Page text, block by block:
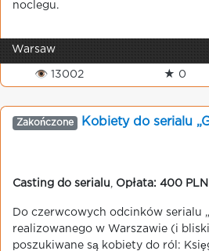
noclegu.
Warsaw
👁 13002 ★ 0
Zakończone Kobiety do serialu
Casting do serialu Opłata: 400 PLN
Do czerwcowych odcinków serialu
realizowanego w Warszawie (i
poszukiwane są kobiety do ról: